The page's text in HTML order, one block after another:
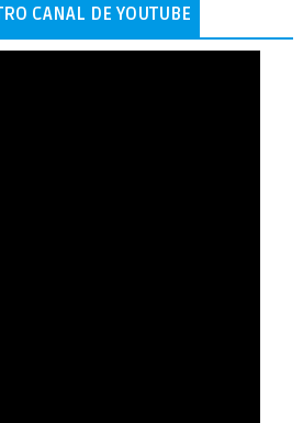
CANAL DE YOUTUBE